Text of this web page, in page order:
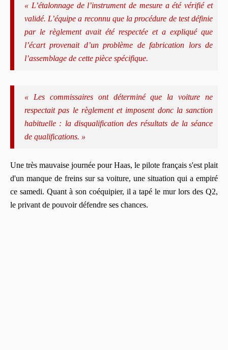
« L’étalonnage de l’instrument de mesure a été vérifié et
validé. L’équipe a reconnu que la procédure de test définie
par le règlement avait été respectée et a expliqué que
l’écart provenait d’un problème de fabrication lors de
l’assemblage de cette pièce spécifique.
« Les commissaires ont déterminé que la voiture ne
respectait pas le règlement et imposent donc la sanction
habituelle : la disqualification des résultats de la séance
de qualifications. »
Une très mauvaise journée pour Haas, le pilote français s'est plait
d'un manque de freins sur sa voiture, une situation qui a empiré
ce samedi. Quant à son coéquipier, il a tapé le mur lors des Q2,
le privant de pouvoir défendre ses chances.